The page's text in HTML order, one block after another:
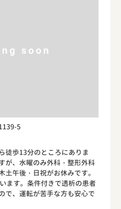
5
徒歩13分のところにありま
が、水曜のみ外科・整形外科
土午後・日祝がお休みです。
ます。条件付きで透析の患者
で、運転が苦手な方も安心で